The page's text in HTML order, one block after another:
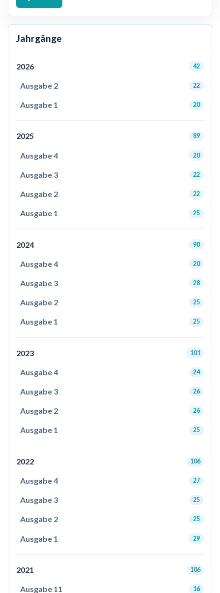
Jahrgänge
2026 42
Ausgabe 2 22
Ausgabe 1 20
2025 89
Ausgabe 4 20
Ausgabe 3 22
Ausgabe 2 22
Ausgabe 1 25
2024 98
Ausgabe 4 20
Ausgabe 3 28
Ausgabe 2 25
Ausgabe 1 25
2023 101
Ausgabe 4 24
Ausgabe 3 26
Ausgabe 2 26
Ausgabe 1 25
2022 106
Ausgabe 4 27
Ausgabe 3 25
Ausgabe 2 25
Ausgabe 1 29
2021 106
Ausgabe 11 16